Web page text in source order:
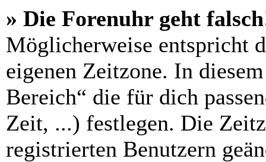
» Die Forenuhr geht
Möglicherweise entspricht
eigenen Zeitzone. In
Bereich“ die für dich
Zeit, ...) festlegen. Die
registrierten Benutzern